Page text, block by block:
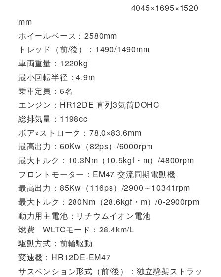
4045×1695×1520
mm
ホイールベース：2580mm
トレッド（前/後）：1490/1490mm
車両重量：1220kg
最小回転半径：4.9m
乗車定員：5名
エンジン：HR12DE 直列3気筒DOHC
総排気量：1198cc
ボア×ストローク：78.0×83.6mm
最高出力：60Kw（82ps）/6000rpm
最大トルク：10.3Nm（10.5kgf・m）/4800rpm
フロントモーター：EM47 交流同期電動機
最高出力：85Kw（116ps）/2900～10341rpm
最大トルク：280Nm（28.6kgf・m）/0-2900rpm
動力用主電池：リチウムイオン電池
燃費 WLTCモード：28.4km/L
駆動方式：前輪駆動
変速機：HR12DE-EM47
サスペンション形式（前/後）：独立懸架ストラッ